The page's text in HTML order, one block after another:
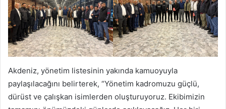
Akdeniz, yönetim listesinin yakında kamuoyuyla
paylaşılacağını belirterek, “Yönetim kadromuzu güçlü,
dürüst ve çalışkan isimlerden oluşturuyoruz. Ekibimizin